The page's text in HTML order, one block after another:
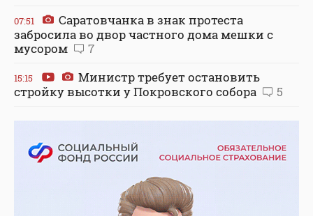
07:51
Саратовчанка в знак протеста
забросила во двор частного дома мешки с
мусором
7
15:15
Министр требует остановить
стройку высотки у Покровского собора
5